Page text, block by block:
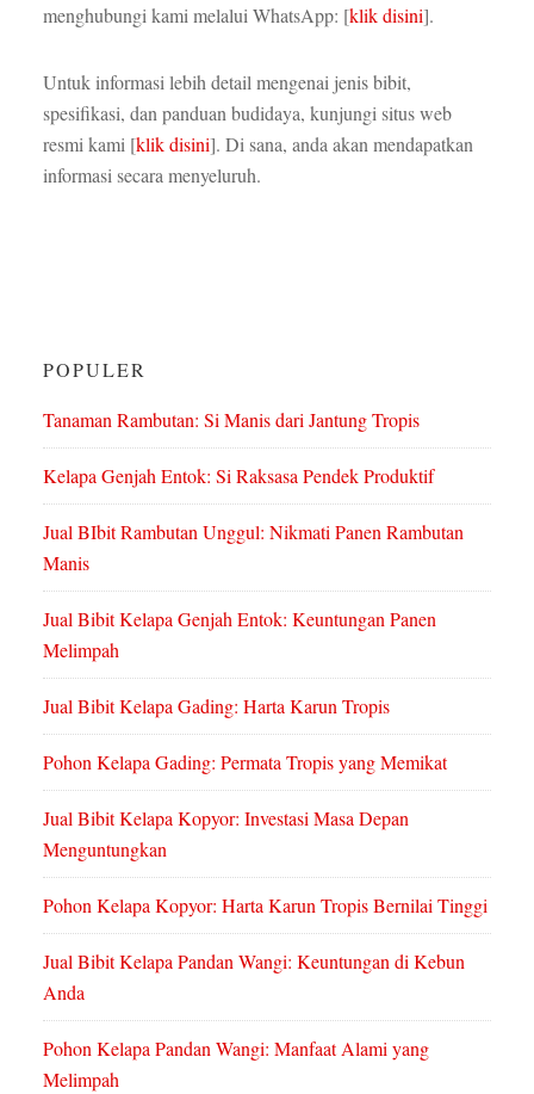
menghubungi kami melalui WhatsApp: [klikdisini].
Untuk informasi lebih detail mengenai jenis bibit,
spesifikasi, dan panduan budidaya, kunjungi situs web
resmi kami [klik disini]. Di sana, anda akan mendapatkan
informasi secara menyeluruh.
POPULER
Tanaman Rambutan: Si Manis dari Jantung Tropis
Kelapa Genjah Entok: Si Raksasa Pendek Produktif
Jual BIbit Rambutan Unggul: Nikmati Panen Rambutan
Manis
Jual Bibit Kelapa Genjah Entok: Keuntungan Panen
Melimpah
Jual Bibit Kelapa Gading: Harta Karun Tropis
Pohon Kelapa Gading: Permata Tropis yang Memikat
Jual Bibit Kelapa Kopyor: Investasi Masa Depan
Menguntungkan
Pohon Kelapa Kopyor: Harta Karun Tropis Bernilai Tinggi
Jual Bibit Kelapa Pandan Wangi: Keuntungan di Kebun
Anda
Pohon Kelapa Pandan Wangi: Manfaat Alami yang
Melimpah